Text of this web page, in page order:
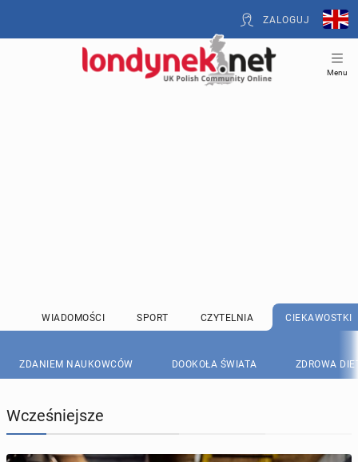
ZALOGUJ
Menu
WIADOMOŚCI SPORT CZYTELNIA CIEKAWOSTKI
ZDANIEM NAUKOWCÓW DOOKOŁA ŚWIATA ZDROWA
Wcześniejsze